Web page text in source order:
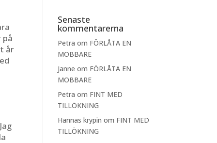
på
år
Senaste
kommentarerna
Petra om FÖRLÅTA EN
MOBBARE
Janne om FÖRLÅTA EN
MOBBARE
Petra om FINT MED
TILLÖKNING
Hannas krypin om FINT MED
TILLÖKNING